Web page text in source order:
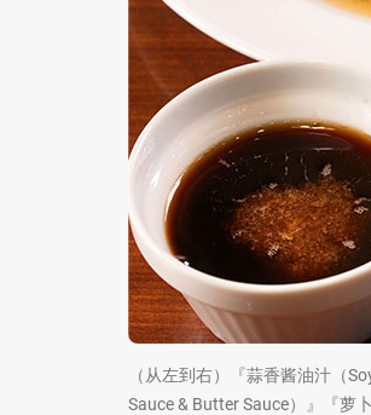
（从左到右）『蒜香酱油汁（
Sauce & Butter Sauce）』『萝